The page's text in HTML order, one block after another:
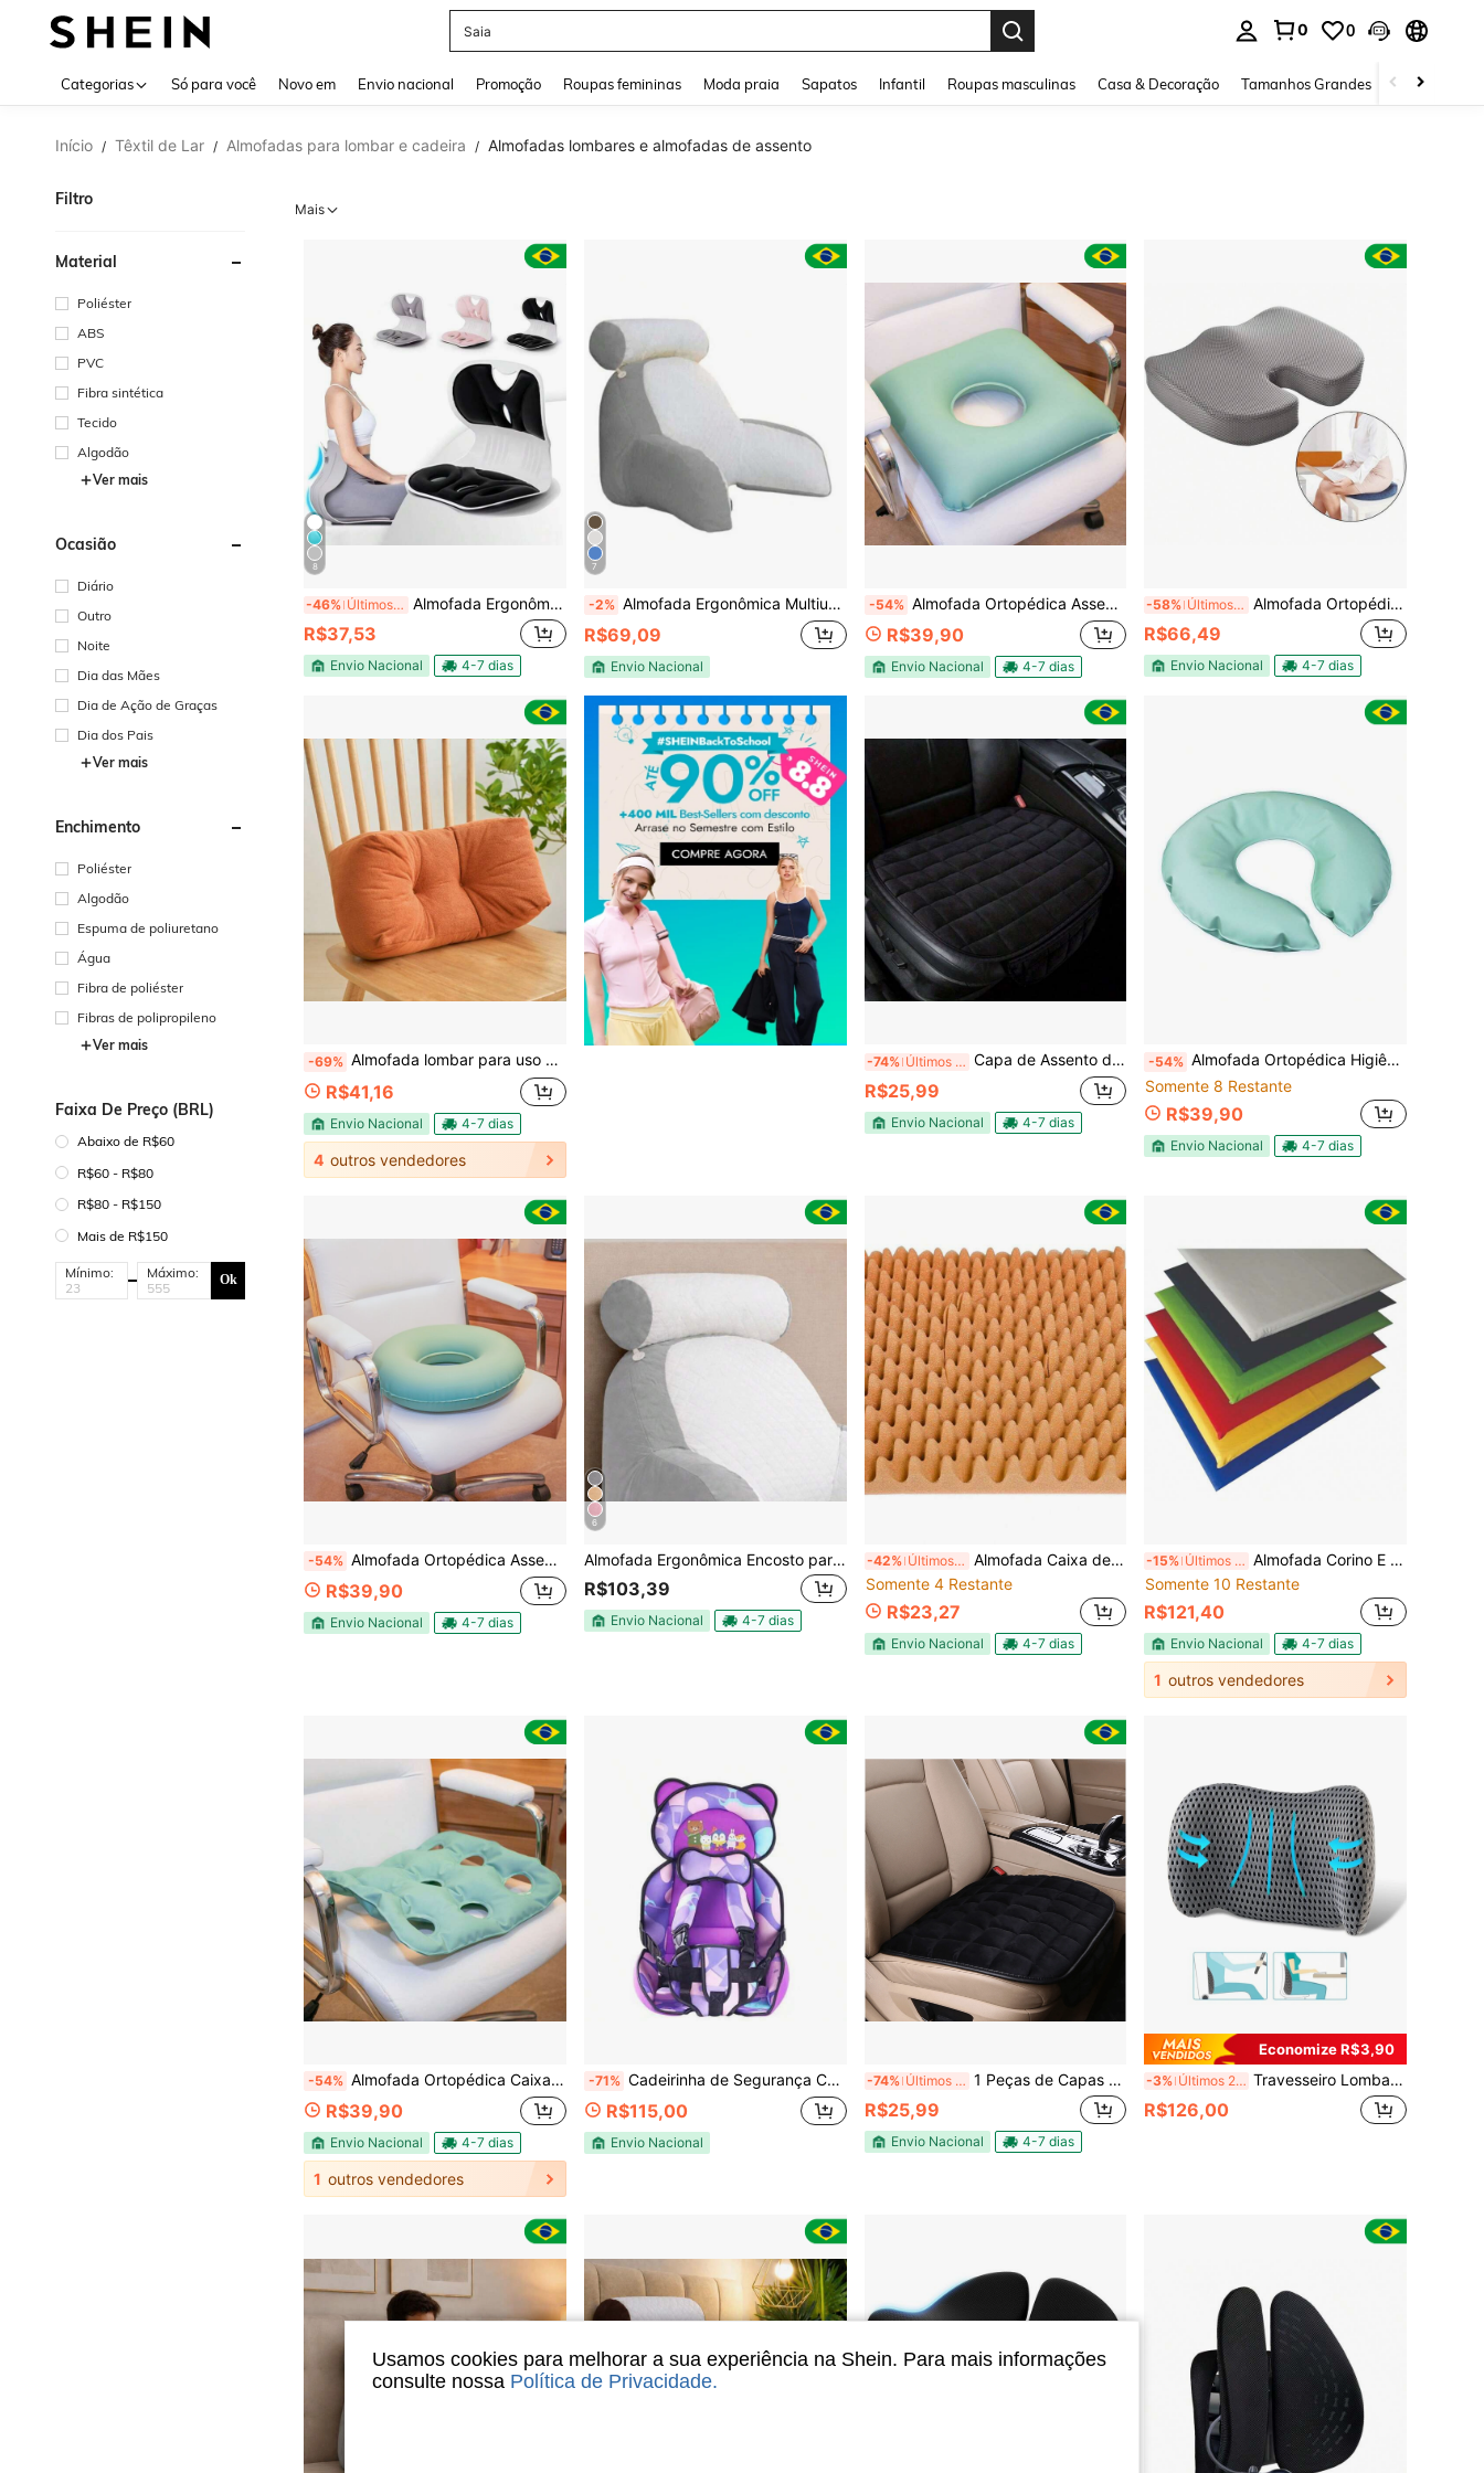
Calça Jeans Feminina
0 0
Categorias Só para você Novo em Envio nacional Promoção Roupas femininas Moda praia Sapatos Infantil Roupas masculinas Casa & Decoração Tamanhos Grandes Joias e
Início / Têxtil de Lar / Almofadas para lombar e cadeira / Almofadas lombares e almofadas de assento
Filtro
Material
Poliéster
ABS
PVC
Fibra sintética
Tecido
Algodão
Ver mais
Ocasião
Diário
Outro
Noite
Dia das Mães
Dia de Ação de Graças
Dia dos Pais
Ver mais
Enchimento
Poliéster
Algodão
Espuma de poliuretano
Água
Fibra de poliéster
Fibras de polipropileno
Ver mais
Faixa De Preço (BRL)
Abaixo de R$60
R$60 - R$80
R$80 - R$150
Mais de R$150
Mínimo: Máximo: Ok
Mais
8
-46% Últimos 2 dias Almofada Ergonômica S – Suporte Lombar Corrige Postura Conforto ao Sentar Almofada de assento envio rapido
R$37,53
Envio Nacional 4-7 dias
7
-2% Almofada Ergonômica Multiuso Suporte Apoio Lombar / Pescoço
R$69,09
Envio Nacional
-54% Almofada Ortopédica Assento Terapêutica Quadrada Com Orifício Água ou Ar Inflável
R$39,90
Envio Nacional 4-7 dias
-58% Últimos 2 dias Almofada Ortopédica de Espuma de Memória Assento Conforto Alívio Hemorróida Gestante
R$66,49
Envio Nacional 4-7 dias
-69% Almofada lombar para uso diário, proporcionando conforto extra à sua coluna
R$41,16
Envio Nacional 4-7 dias
4 outros vendedores
-74% Últimos 2 dias Capa de Assento de Carro, Conjunto Completo para o Veículo, Almofadas para Carro, Acessórios Essenciais de Inverno para Carro, Protetores de Banco Dianteiro Macios e Confortáveis
R$25,99
Envio Nacional 4-7 dias
-54% Almofada Ortopédica Higiênica para Assento Cadeira de Banho e Vaso Sanitário Água ou Ar
Somente 8 Restante
R$39,90
Envio Nacional 4-7 dias
-54% Almofada Ortopédica Assento Terapêutica Redonda Com Orifício Água ou Ar Inflável
R$39,90
Envio Nacional 4-7 dias
6
Almofada Ergonômica Encosto para Cama Luxo Cores Diversas
R$103,39
Envio Nacional 4-7 dias
-42% Últimos 3 dias Almofada Caixa de Ovo Espuma Quadrada -- D28 LARANJA
Somente 4 Restante
R$23,27
Envio Nacional 4-7 dias
-15% Últimos 2 dias Almofada Corino E Iso Térmico, Kit 10 Unidades 40x30x2,5 Cm
Somente 10 Restante
R$121,40
Envio Nacional 4-7 dias
1 outros vendedores
-54% Almofada Ortopédica Caixa de Ovo Assento Quadrada Aberta Terapêutica Água ou Ar Inflável
R$39,90
Envio Nacional 4-7 dias
1 outros vendedores
-71% Cadeirinha de Segurança Carro Bebê 0-12 Anos 36kg / Infantil com Almofada Criança Conforto Capa Seguro e Respirável
R$115,00
Envio Nacional
-74% Últimos 2 dias 1 Peças de Capas para Dianteiro Assento de Carro, Almofada de Assento de Carro de Pelúcia de Inverno, Almofada Automotiva Quente, Almofada de Assento de Carro, Tapete de Assento de Carro, Acessórios para Carro, Fácil Instalação, Adequado para Vários Modelos, Uso em Todas as Estações
R$25,99
Envio Nacional 4-7 dias
Economize R$3,90
-3% Últimos 2 dias Travesseiro Lombar - Almofada de Suporte Lombar Ergonômica, Travesseiro Lombar Removível e Lavável para Cadeira de Escritório, Carro, Cama, Sofá para Aliviar Dores Lombares (Cinza)
R$126,00
Usamos cookies para melhorar a sua experiência na Shein. Para mais informações
consulte nossa Política de Privacidade.